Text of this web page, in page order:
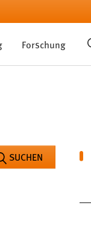
Forschung
SUCHEN